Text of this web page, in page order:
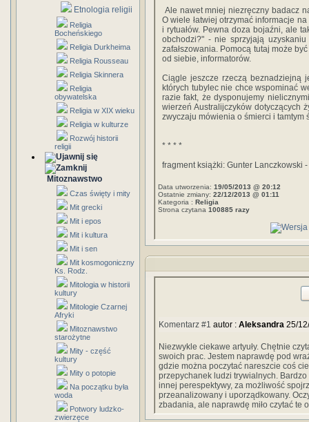
Etnologia religii
Religia
Bocheńskiego
Religia Durkheima
Religia Rousseau
Religia Skinnera
Religia
obywatelska
Religia w XIX wieku
Religia w kulturze
Rozwój historii
religii
Mitoznawstwo
Czas święty i mity
Mit grecki
Mit i epos
Mit i kultura
Mit i sen
Mit kosmogoniczny
Ks. Rodz.
Mitologia w historii
kultury
Mitologie Czarnej
Afryki
Mitoznawstwo
starożytne
Mity - część
kultury
Mity o potopie
Na początku była
woda
Potwory ludzko-
zwierzęce
Ale nawet mniej niezręczny badacz
O wiele łatwiej otrzymać informacje
i rytuałów. Pewna doza bojaźni, ale
obchodzi?" - nie sprzyjają
zafałszowania. Pomocą tutaj może
od siebie, informatorów.
Ciągle jeszcze rzeczą beznadziejną
których tubylec nie chce wspominać
razie fakt, że dysponujemy
wierzeń Australijczyków dotyczących
zwyczaju mówienia o śmierci i
* * * *
fragment książki: Gunter Lanczkowski
Data utworzenia: 19/05/2013 @ 20:12
Ostatnie zmiany: 22/12/2013 @ 01:11
Kategoria : Religia
Strona czytana 100885 razy
Komentarz #1 autor : Aleksandra 25/
Niezwykle ciekawe artyuły. Chętnie
swoich prac. Jestem naprawdę pod
gdzie można poczytać nareszcie coś
przepychanek ludzi trywialnych.
innej perespektywy, za możliwość
przeanalizowany i uporządkowany.
zbadania, ale naprawdę miło czytać te